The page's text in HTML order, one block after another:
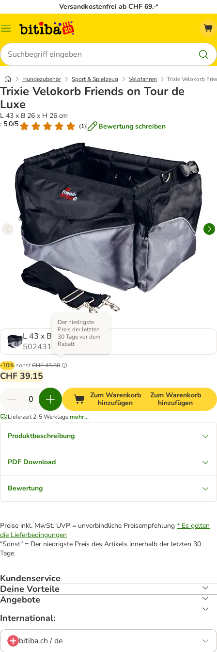
Versandkostenfrei ab CHF 69.-*
Menü
Suchen
Hundezubehör Sport & Spielzeug Velofahren Trixie Velokorb
Trixie Velokorb Friends on Tour de
Luxe
L 43 x B 26 x H 26 cm
: 5.0/5
(1) Bewertung schreiben
L 43 x B 26 x H 26 cm
502431.0
-10%sonstCHF 43.50
Der niedrigste
Preis der letzten
30 Tage vor dem
Rabatt
CHF 39.15
Zum Warenkorb
hinzufügen
Zum Warenkorb
hinzufügen
Lieferzeit 2-5 Werktagemehr...
Produktbeschreibung
PDF Download
Bewertung
Preise inkl. MwSt. UVP = unverbindliche Preisempfehlung * Es gelten
die Lieferbedingungen
"Sonst" = Der niedrigste Preis des Artikels innerhalb der letzten 30
Tage.
Kundenservice
Deine Vorteile
Angebote
International:
bitiba.ch / de